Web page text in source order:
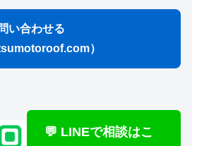
い合わせる
）
💬 LINEで相談はこ